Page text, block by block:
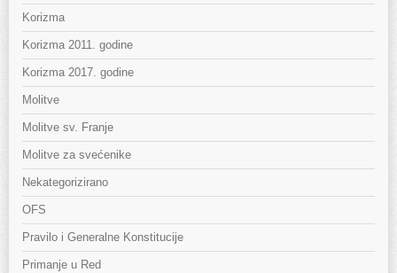
Korizma
Korizma 2011. godine
Korizma 2017. godine
Molitve
Molitve sv. Franje
Molitve za svećenike
Nekategorizirano
OFS
Pravilo i Generalne Konstitucije
Primanje u Red